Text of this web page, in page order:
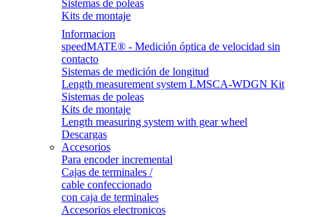
Sistemas de poleas
Kits de montaje
Informacion
speedMATE® - Medición óptica de velocidad sin
contacto
Sistemas de medición de longitud
Length measurement system LMSCA-WDGN Kit
Sistemas de poleas
Kits de montaje
Length measuring system with gear wheel
Descargas
Accesorios
Para encoder incremental
Cajas de terminales /
cable confeccionado
con caja de terminales
Accesorios electronicos